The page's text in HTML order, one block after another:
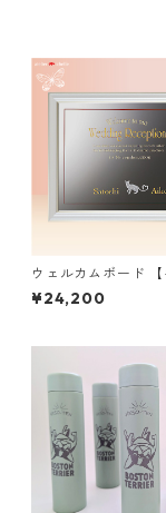
ウェルカムボード 【
テール】猫｜ウェル
ー｜結婚式｜ウェデ
¥24,200